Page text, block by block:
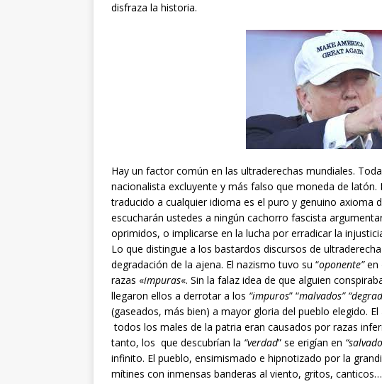
disfraza la historia.
Hay un factor común en las ultraderechas mundiales.
nacionalista excluyente y más falso que moneda de latón.
traducido a cualquier idioma es el puro y genuino axioma
escucharán ustedes a ningún cachorro fascista
oprimidos, o implicarse en la lucha por erradicar la
Lo que distingue a los bastardos discursos de
degradación de la ajena. El nazismo tuvo su “oponente”en
razas «impuras«. Sin la falaz idea de que alguien
llegaron ellos a derrotar a los “impuros” “malvados”
(gaseados, más bien) a mayor gloria del pueblo elegido.
todos los males de la patria eran causados por razas
tanto, los que descubrían la “verdad” se erigían en
infinito. El pueblo, ensimismado e hipnotizado por la
mítines con inmensas banderas al viento, gritos,